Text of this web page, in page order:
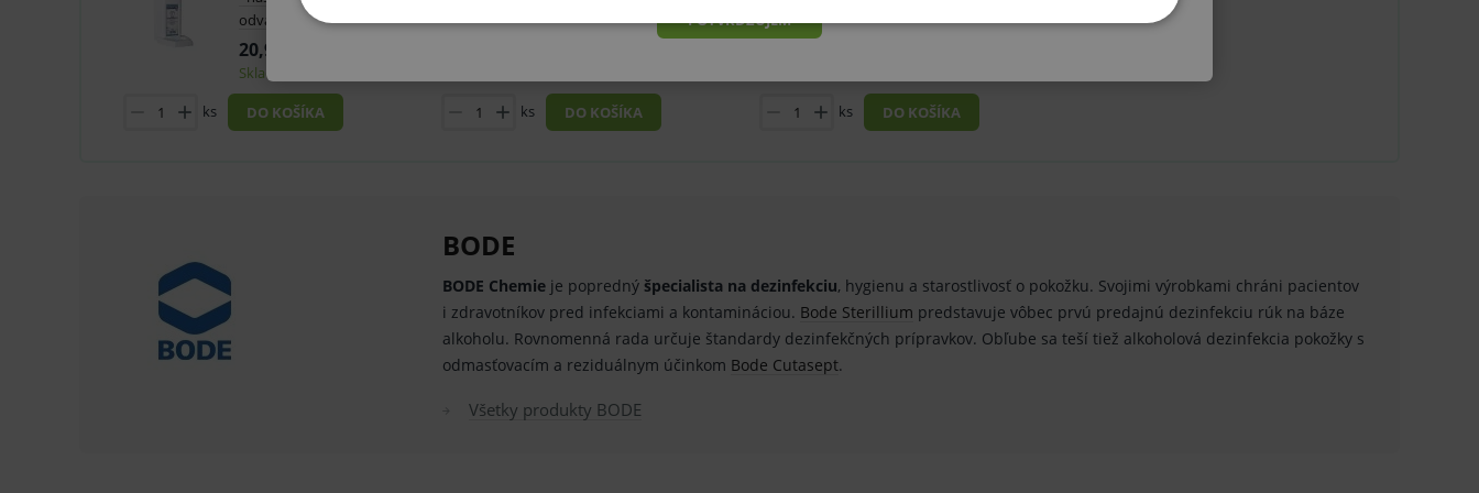
odvapkávacou misou
20,90 €
Skladom 1 ks
ks
DO KOŠÍKA
ks
DO KOŠÍKA
ks
DO KOŠÍKA
BODE
BODE Chemie je popredný špecialista na dezinfekciu, hygienu a starostlivosť o pokožku. Svojimi výrobkami chráni pacientov
i zdravotníkov pred infekciami a kontamináciou. Bode Sterillium predstavuje vôbec prvú predajnú dezinfekciu rúk na báze
alkoholu. Rovnomenná rada určuje štandardy dezinfekčných prípravkov. Obľube sa teší tiež alkoholová dezinfekcia pokožky s
odmasťovacím a reziduálnym účinkom Bode Cutasept.
Všetky produkty BODE
POTVRDZUJEM
ZÁKLADNÉ ŽIVOTNÉ FUNKCIE E-SHOPU ANALYTICKÉ MARKETINGOVÉ
Základné životné funkcie e-shopu Marketingové
Provider
www.medplus.sk 2 roky
Cookie nutné pro fungování OnLine chatu smartsupp.
www.medplus.sk
prohlížeče
Univerzální identifikátor používaný k udržování proměnných relací uživatelů
www.medplus.sk 30 minut
Cookie nutné pro fungování OnLine chatu smartsupp.
www.medplus.sk
6 měsíců
2 dny